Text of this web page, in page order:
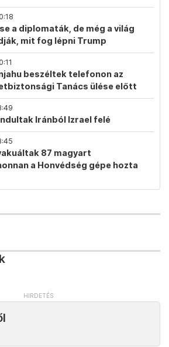
a diplomaták, de még a világ
mit fog lépni Trump
beszéltek telefonon az
Tanács ülése előtt
Iránból Izrael felé
87 magyart
a Honvédség gépe hozta